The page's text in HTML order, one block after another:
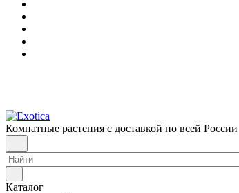
Комнатные растения с доставкой по всей России
Каталог